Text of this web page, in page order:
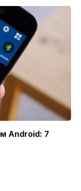
Android: 7